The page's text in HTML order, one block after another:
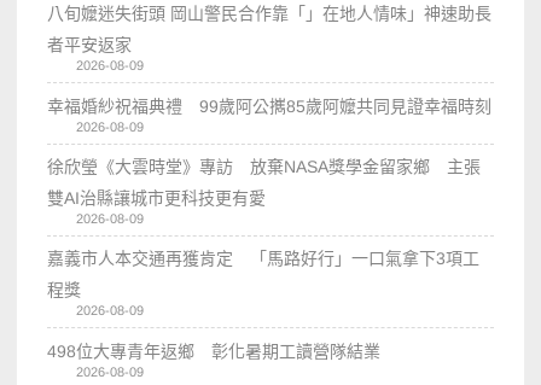
八旬嬤迷失街頭 岡山警民合作靠「」在地人情味」神速助長
者平安返家
2026-08-09
幸福婚紗祝福典禮 99歲阿公𢹂85歲阿嬤共同見證幸福時刻
2026-08-09
徐欣瑩《大雲時堂》專訪 放棄NASA獎學金留家鄉 主張
雙AI治縣讓城市更科技更有愛
2026-08-09
嘉義市人本交通再獲肯定 「馬路好行」一口氣拿下3項工
程獎
2026-08-09
498位大專青年返鄉 彰化暑期工讀營隊結業
2026-08-09